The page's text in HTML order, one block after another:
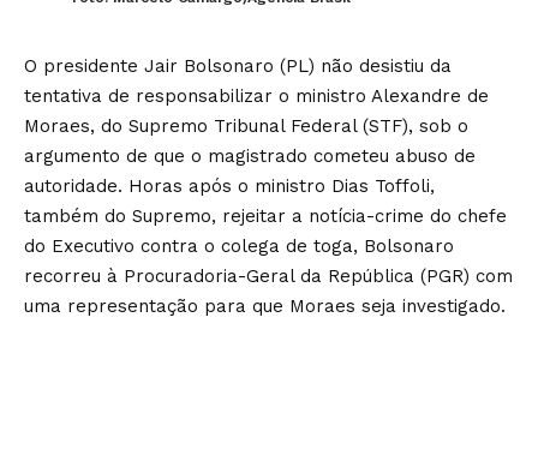
O presidente Jair Bolsonaro (PL) não desistiu da
tentativa de responsabilizar o ministro Alexandre de
Moraes, do Supremo Tribunal Federal (STF), sob o
argumento de que o magistrado cometeu abuso de
autoridade. Horas após o ministro Dias Toffoli,
também do Supremo, rejeitar a notícia-crime do chefe
do Executivo contra o colega de toga, Bolsonaro
recorreu à Procuradoria-Geral da República (PGR) com
uma representação para que Moraes seja investigado.